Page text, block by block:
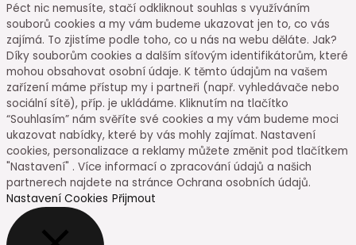
Péct nic nemusíte, stačí odkliknout souhlas s využíváním
souborů cookies a my vám budeme ukazovat jen to, co vás
zajímá. To zjistíme podle toho, co u nás na webu děláte. Jak?
Díky souborům cookies a dalším síťovým identifikátorům, které
mohou obsahovat osobní údaje. K těmto údajům na vašem
zařízení máme přístup my i partneři (např. vyhledávače nebo
sociální sítě), příp. je ukládáme. Kliknutím na tlačítko
“Souhlasím” nám svěříte své cookies a my vám budeme moci
ukazovat nabídky, které by vás mohly zajímat. Nastavení
cookies, personalizace a reklamy můžete změnit pod tlačítkem
"Nastavení" . Více informací o zpracování údajů a našich
partnerech najdete na stránce Ochrana osobních údajů.
Nastavení Cookies Přijmout